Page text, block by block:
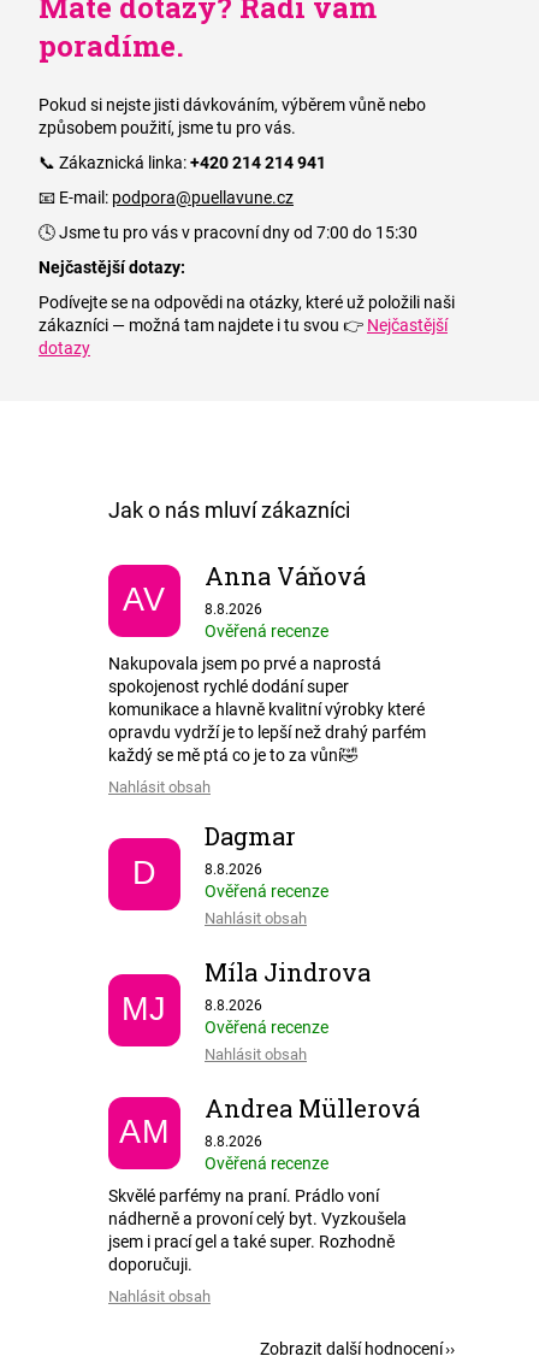
poradíme.
Pokud si nejste jisti dávkováním, výběrem vůně nebo
způsobem použití, jsme tu pro vás.
📞 Zákaznická linka:+420 214 214 941
📧 E-mail: podpora@puellavune.cz
🕓 Jsme tu pro vás v pracovní dny od 7:00 do 15:30
Nejčastější dotazy:
Podívejte se na odpovědi na otázky, které už položili naši
zákazníci — možná tam najdete i tu svou 👉 Nejčastější
dotazy
AV
Anna Váňová
Hodnocení obchodu je 5 z 5 hvězdiček.
8.8.2026
Ověřená recenze
Nakupovala jsem po prvé a naprostá
spokojenost rychlé dodání super
komunikace a hlavně kvalitní výrobky které
opravdu vydrží je to lepší než drahý parfém
každý se mě ptá co je to za vůní🤣
Nahlásit obsah
D
Dagmar
Hodnocení obchodu je 5 z 5 hvězdiček.
8.8.2026
Ověřená recenze
Nahlásit obsah
MJ
Míla Jindrova
Hodnocení obchodu je 5 z 5 hvězdiček.
8.8.2026
Ověřená recenze
Nahlásit obsah
AM
Andrea Müllerová
Hodnocení obchodu je 5 z 5 hvězdiček.
8.8.2026
Ověřená recenze
Skvělé parfémy na praní. Prádlo voní
nádherně a provoní celý byt. Vyzkoušela
jsem i prací gel a také super. Rozhodně
doporučuji.
Nahlásit obsah
Zobrazit další hodnocení